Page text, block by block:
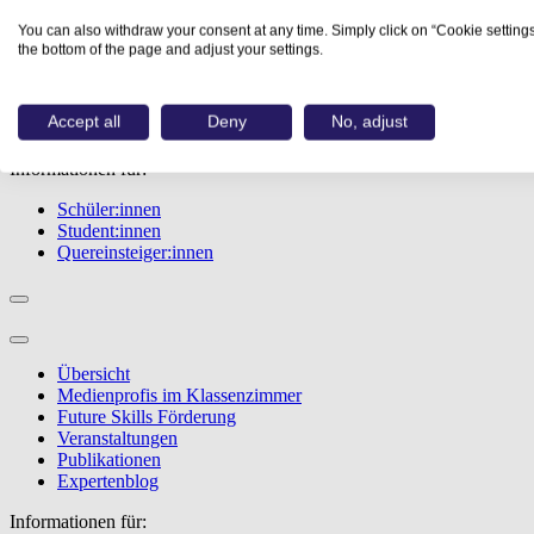
Übersicht
Berufe
Studiengänge
Berufstest
Bewerbungstipps
Informationen für:
Schüler:innen
Student:innen
Quereinsteiger:innen
Übersicht
Medienprofis im Klassenzimmer
Future Skills Förderung
Veranstaltungen
Publikationen
Expertenblog
Informationen für:
You can also withdraw your consent at any time. Simply click on “Cookie
the bottom of the page and adjust your settings.
Accept all Deny No, adjust